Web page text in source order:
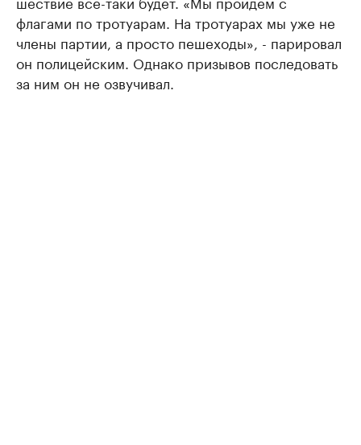
флагами по тротуарам. На тротуарах мы уже не
члены партии, а просто пешеходы», - парировал
он полицейским. Однако призывов последовать
за ним он не озвучивал.